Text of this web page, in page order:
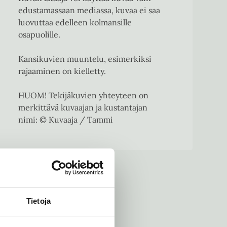
Tietoja
edustamassaan mediassa, kuvaa ei saa
luovuttaa edelleen kolmansille
osapuolille.
Kansikuvien muuntelu, esimerkiksi
rajaaminen on kielletty.
HUOM! Tekijäkuvien yhteyteen on
merkittävä kuvaajan ja kustantajan
nimi: © Kuvaaja / Tammi